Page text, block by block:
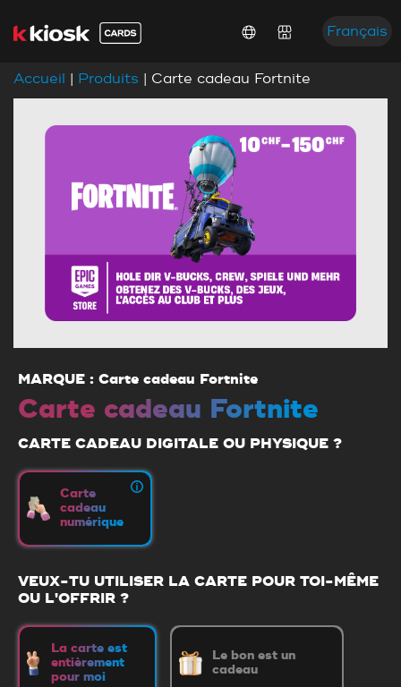
Français
Accueil | Produits | Carte cadeau Fortnite
MARQUE : Carte cadeau Fortnite
Carte cadeau Fortnite
CARTE CADEAU DIGITALE OU PHYSIQUE ?
Carte
cadeau
numérique
VEUX-TU UTILISER LA CARTE POUR TOI-MÊME
OU L'OFFRIR ?
La carte est
entièrement
pour moi
Le bon est un
cadeau